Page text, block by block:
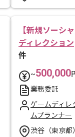
【新規ソーシ
ディレクション
件
~500,000
業務委託
ゲームディレ
ムプランナー
渋谷（東京都）